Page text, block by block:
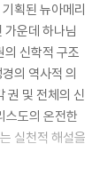
획된 뉴아메리
운데 하나님
의 신학적 구조
의 역사적 의
권 및 전체의 신
스도의 온전한
실천적 해설을